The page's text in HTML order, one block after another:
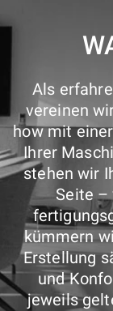
Als
vereinen
how mit
Ihrer
stehen wir
Seite –
kümmern
Erstellung
und
jeweils